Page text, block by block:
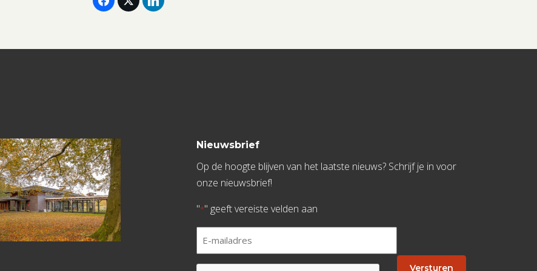
Nieuwsbrief
Op de hoogte blijven van het laatste nieuws? Schrijf je in voor
onze nieuwsbrief!
"*" geeft vereiste velden aan
mailadres
* Versturen